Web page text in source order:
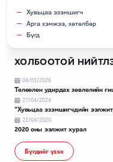
Хувьцаа эзэмшигч
Арга хэмжээ, хөтөлбөр
Бүгд
ХОЛБООТОЙ
04/03/2026
Төлөөлөн удирдах зөвлөлийн
27/04/2024
"Хувьцаа эзэмшигчдийн
22/04/2020
2020 оны ээлжит хурал
Бүгдийг үзэх